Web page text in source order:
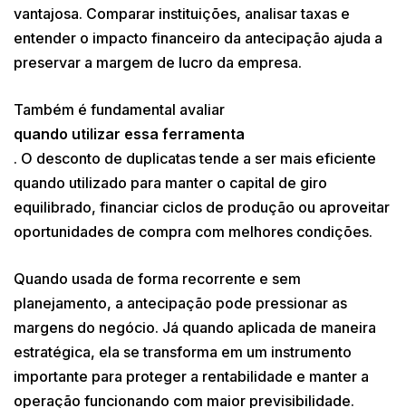
vantajosa. Comparar instituições, analisar taxas e
entender o impacto financeiro da antecipação ajuda a
preservar a margem de lucro da empresa.
Também é fundamental avaliar
quando utilizar essa ferramenta
. O desconto de duplicatas tende a ser mais eficiente
quando utilizado para manter o capital de giro
equilibrado, financiar ciclos de produção ou aproveitar
oportunidades de compra com melhores condições.
Quando usada de forma recorrente e sem
planejamento, a antecipação pode pressionar as
margens do negócio. Já quando aplicada de maneira
estratégica, ela se transforma em um instrumento
importante para proteger a rentabilidade e manter a
operação funcionando com maior previsibilidade.